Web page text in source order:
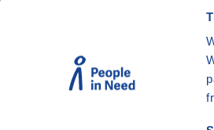
Cookies